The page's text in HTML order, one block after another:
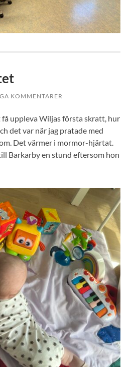
KOMMENTARER
få uppleva Wiljas första skratt, hur
det var när jag pratade med
Det värmer i mormor-hjärtat.
Barkarby en stund eftersom hon